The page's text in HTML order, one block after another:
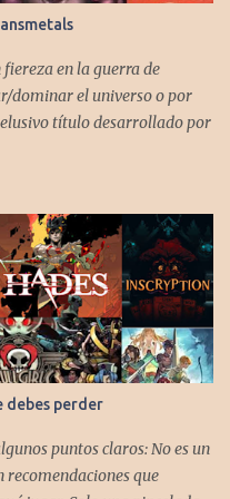
en la guerra de
dominar el universo o por
título desarrollado por
debes perder
puntos claros: No es un
recomendaciones que